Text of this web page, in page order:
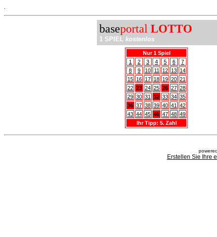
baseportal LOTTO
1 SPIEL kostenlos
Nur 1 Spiel
1
2 3 4 5 6
7
8
9 10 11 12 13 14
15 16 17 18 19 20 21
22 23 24 25 26 27 28
29 30 31 32 33 34 35
36 37 38 39 40 41
42
43 44 45 46 47 48 49
Ihr Tipp: 5. Zahl
Erstellen Sie Ihre